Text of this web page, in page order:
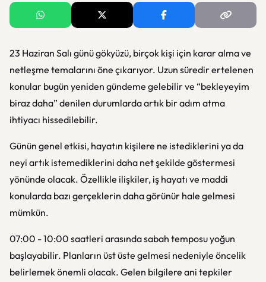
23 Haziran Salı günü gökyüzü, birçok kişi için karar alma ve
netleşme temalarını öne çıkarıyor. Uzun süredir ertelenen
konular bugün yeniden gündeme gelebilir ve “bekleyeyim
biraz daha” denilen durumlarda artık bir adım atma
ihtiyacı hissedilebilir.
Günün genel etkisi, hayatın kişilere ne istediklerini ya da
neyi artık istemediklerini daha net şekilde göstermesi
yönünde olacak. Özellikle ilişkiler, iş hayatı ve maddi
konularda bazı gerçeklerin daha görünür hale gelmesi
mümkün.
07:00 - 10:00 saatleri arasında sabah temposu yoğun
başlayabilir. Planların üst üste gelmesi nedeniyle öncelik
belirlemek önemli olacak. Gelen bilgilere ani tepkiler